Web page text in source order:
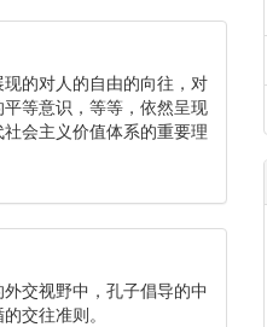
的对人的自由的向往，对
等意识，等等，依然呈现
会主义价值体系的重要理
交视野中，孔子倡导的中
交往准则。